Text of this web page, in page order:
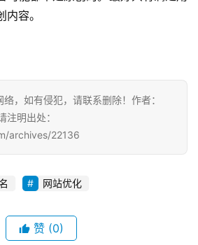
容。
，如有侵犯，请联系删除！作者：
明出处：
archives/22136
网站优化
赞 (0)